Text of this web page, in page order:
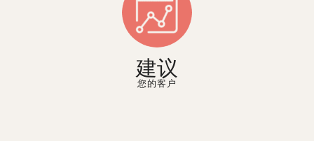
建议
您的客户